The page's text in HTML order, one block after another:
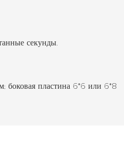
секунды.
боковая пластина 6*6 или 6*8